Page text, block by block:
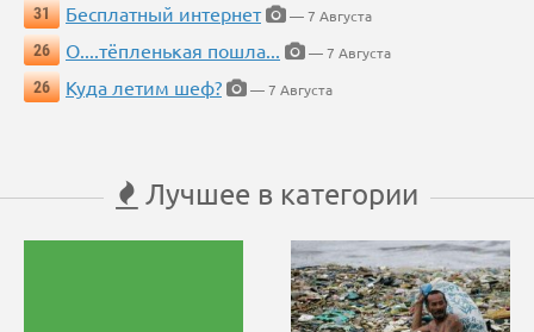
31
Бесплатный интернет
— 7 Августа
26
О....тёпленькая пошла...
— 7 Августа
26
Куда летим шеф? — 7 Августа
Лучшее в категории